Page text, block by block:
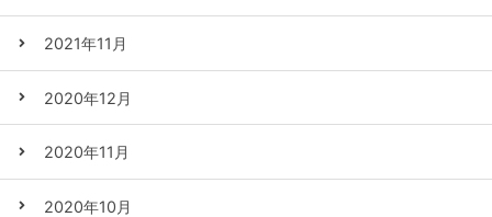
2021年11月
2020年12月
2020年11月
2020年10月